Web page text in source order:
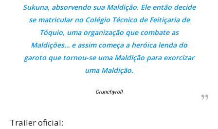
Sukuna, absorvendo sua Maldição. Ele então decide
se matricular no Colégio Técnico de Feitiçaria de
Tóquio, uma organização que combate as
Maldições… e assim começa a heróica lenda do
garoto que tornou-se uma Maldição para exorcizar
uma Maldição.
Crunchyroll
Trailer oficial: